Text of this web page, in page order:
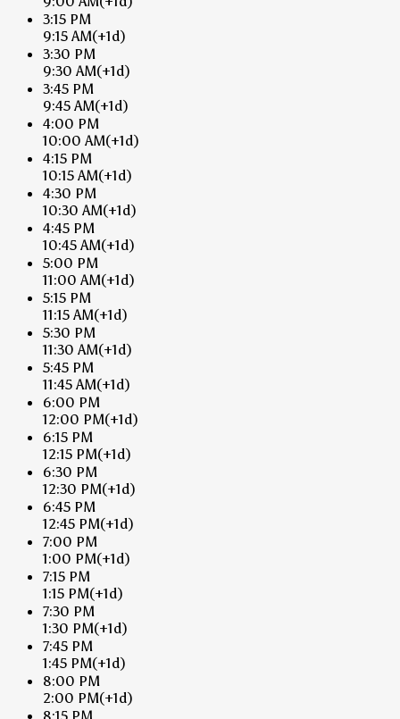
3:15 PM
9:15 AM(+1d)
3:30 PM
9:30 AM(+1d)
3:45 PM
9:45 AM(+1d)
4:00 PM
10:00 AM(+1d)
4:15 PM
10:15 AM(+1d)
4:30 PM
10:30 AM(+1d)
4:45 PM
10:45 AM(+1d)
5:00 PM
11:00 AM(+1d)
5:15 PM
11:15 AM(+1d)
5:30 PM
11:30 AM(+1d)
5:45 PM
11:45 AM(+1d)
6:00 PM
12:00 PM(+1d)
6:15 PM
12:15 PM(+1d)
6:30 PM
12:30 PM(+1d)
6:45 PM
12:45 PM(+1d)
7:00 PM
1:00 PM(+1d)
7:15 PM
1:15 PM(+1d)
7:30 PM
1:30 PM(+1d)
7:45 PM
1:45 PM(+1d)
8:00 PM
2:00 PM(+1d)
8:15 PM